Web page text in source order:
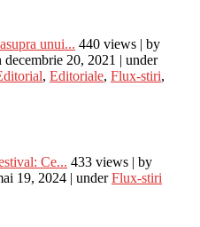
unui... 440 views | by
decembrie 20, 2021 | under
, Editoriale, Flux-stiri,
Ce... 433 views | by
19, 2024 | underFlux-stiri